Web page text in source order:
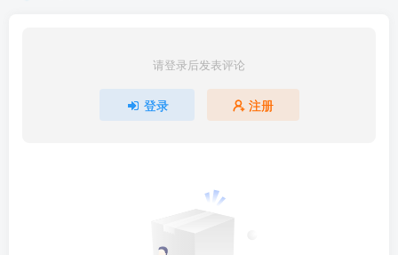
请登录后发表评论
登录 注册